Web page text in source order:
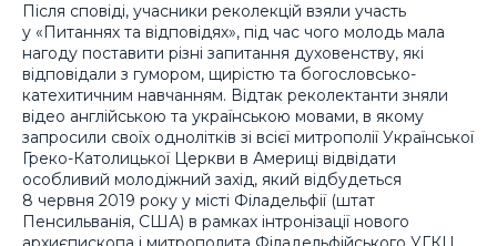
Після сповіді, учасники реколекцій взяли участь
у «Питаннях та відповідях», під час чого молодь мала
нагоду поставити різні запитання духовенству, які
відповідали з гумором, щирістю та богословсько-
катехитичним навчанням. Відтак реколектанти зняли
відео англійською та українською мовами, в якому
запросили своїх однолітків зі всієї митрополії Української
Греко-Католицької Церкви в Америці відвідати
особливий молодіжний захід, який відбудеться
8 червня 2019 року у місті Філадельфії (штат
Пенсильванія, США) в рамках інтронізації нового